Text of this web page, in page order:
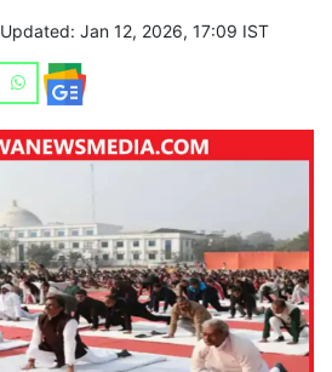
Updated: Jan 12, 2026, 17:09 IST